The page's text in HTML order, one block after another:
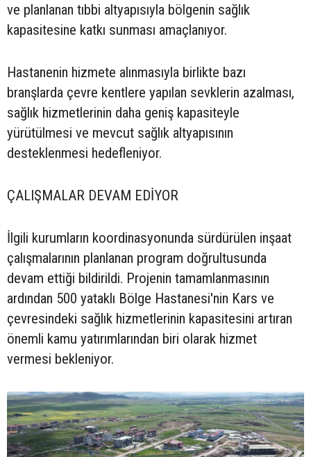
ve planlanan tıbbi altyapısıyla bölgenin sağlık
kapasitesine katkı sunması amaçlanıyor.
Hastanenin hizmete alınmasıyla birlikte bazı
branşlarda çevre kentlere yapılan sevklerin azalması,
sağlık hizmetlerinin daha geniş kapasiteyle
yürütülmesi ve mevcut sağlık altyapısının
desteklenmesi hedefleniyor.
ÇALIŞMALAR DEVAM EDİYOR
İlgili kurumların koordinasyonunda sürdürülen inşaat
çalışmalarının planlanan program doğrultusunda
devam ettiği bildirildi. Projenin tamamlanmasının
ardından 500 yataklı Bölge Hastanesi'nin Kars ve
çevresindeki sağlık hizmetlerinin kapasitesini artıran
önemli kamu yatırımlarından biri olarak hizmet
vermesi bekleniyor.